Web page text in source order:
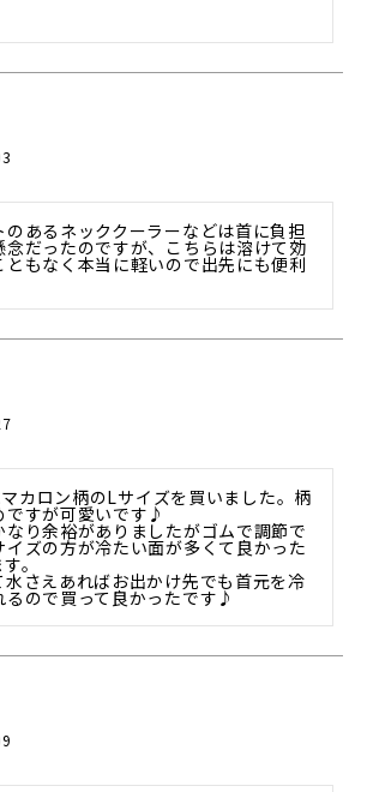
あるネッククーラーなどは首に負担
念だったのですが、こちらは溶けて効
もなく本当に軽いので出先にも便利
カロン柄のLサイズを買いました。柄
ですが可愛いです♪
なり余裕がありましたがゴムで調節で
イズの方が冷たい面が多くて良かった
。
さえあればお出かけ先でも首元を冷
るので買って良かったです♪